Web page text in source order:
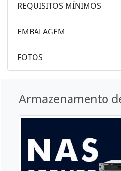
REQUISITOS MÍNIMOS
EMBALAGEM
FOTOS
Armazenamento